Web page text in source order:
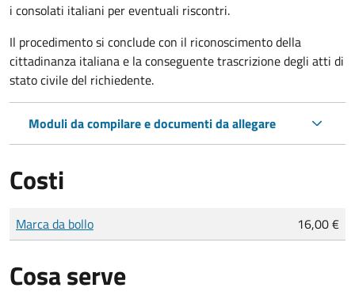
i consolati italiani per eventuali riscontri.
Il procedimento si conclude con il riconoscimento della
cittadinanza italiana e la conseguente trascrizione degli atti di
stato civile del richiedente.
Moduli da compilare e documenti da allegare
Costi
Tipo di pagamento
Importo
Marca da bollo 16,00 €
Cosa serve